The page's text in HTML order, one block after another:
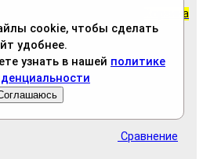
Корзина
Сравнение
cookie, чтобы сделать
удобнее.
узнать в нашей политике